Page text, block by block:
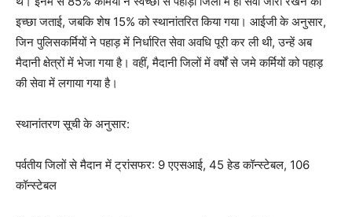
इच्छा जताई, जबकि शेष 15% को स्थानांतरित किया गया। आईजी के अनुसार,
जिन पुलिसकर्मियों ने पहाड़ में निर्धारित सेवा अवधि पूरी कर ली थी, उन्हें अब
मैदानी क्षेत्रों में भेजा गया है। वहीं, मैदानी जिलों में वर्षों से जमे कर्मियों को पहाड़
की सेवा में लगाया गया है।
स्थानांतरण सूची के अनुसार:
पर्वतीय जिलों से मैदान में ट्रांसफर: 9 एएसआई, 45 हेड कॉन्स्टेबल, 106
कॉन्स्टेबल